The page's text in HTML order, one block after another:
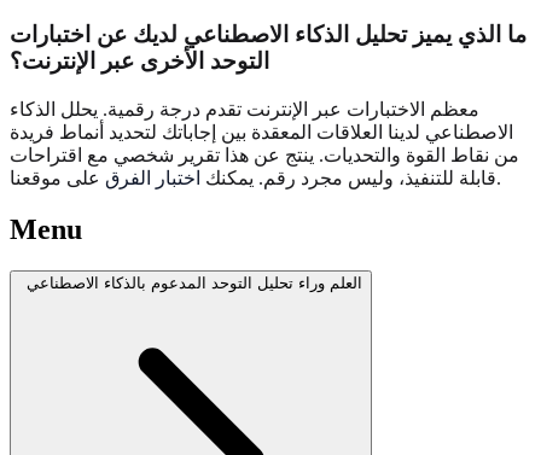
ما الذي يميز تحليل الذكاء الاصطناعي لديك عن اختبارات
التوحد الأخرى عبر الإنترنت؟
معظم الاختبارات عبر الإنترنت تقدم درجة رقمية. يحلل الذكاء
الاصطناعي لدينا العلاقات المعقدة بين إجاباتك لتحديد أنماط فريدة
من نقاط القوة والتحديات. ينتج عن هذا تقرير شخصي مع اقتراحات
قابلة للتنفيذ، وليس مجرد رقم. يمكنك اختبار الفرق على موقعنا.
Menu
العلم وراء تحليل التوحد المدعوم بالذكاء الاصطناعي